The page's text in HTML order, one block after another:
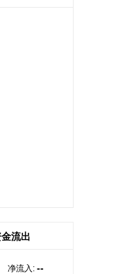
到位”、重
前正处于迎
预报及时
对安全。要
流出
净流入: --